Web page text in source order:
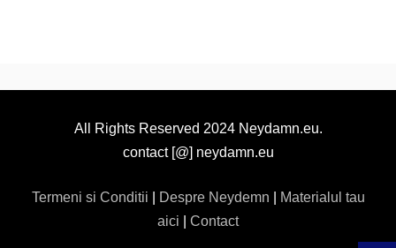
All Rights Reserved 2024 Neydamn.eu.
contact [@] neydamn.eu
Termeni si Conditii Despre Neydemn
Materialul tau
aici
Contact